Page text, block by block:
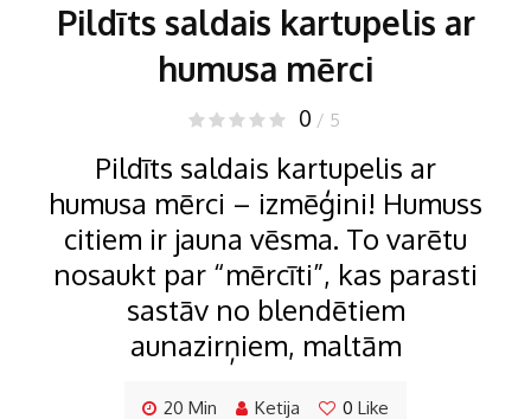
Pildīts saldais kartupelis ar
humusa mērci
0 / 5
Pildīts saldais kartupelis ar
humusa mērci – izmēģini! Humuss
citiem ir jauna vēsma. To varētu
nosaukt par “mērcīti”, kas parasti
sastāv no blendētiem
aunazirņiem, maltām
20 Min Ketija 0 Like